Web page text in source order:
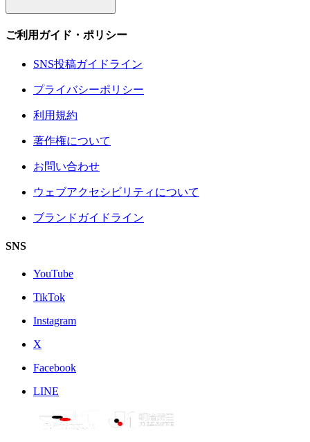
ご利用ガイド・ポリシー
SNS投稿ガイドライン
プライバシーポリシー
利用規約
著作権について
お問い合わせ
ウェブアクセシビリティについて
ブランドガイドライン
SNS
YouTube
TikTok
Instagram
X
Facebook
LINE